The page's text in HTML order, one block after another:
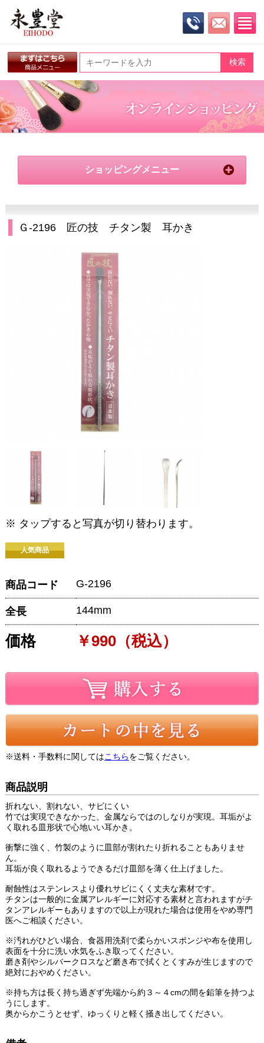
ショッピングメニュー
Ｇ-2196 匠の技 チタン製 耳かき
※ タップすると写真が切り替わります。
人気商品
商品コード G-2196
全長 144mm
価格 ￥990（税込）
※送料・手数料に関してはこちらをご覧ください。
商品説明
折れない、割れない、サビにくい
竹では実現できなかった、金属ならではのしなりが実現。耳垢がよ
く取れる皿形状で心地いい耳かき。
衝撃に強く、竹製のように皿部が割れたり折れることもありませ
ん。
耳垢が良く取れるようできるだけ皿部を薄く仕上げました。
耐蝕性はステンレスより優れサビにくく丈夫な素材です。
チタンは一般的に金属アレルギーに対応する素材と言われますがチ
タンアレルギーもありますので以上が現れた場合は使用をやめ専門
医へご相談ください。
※汚れがひどい場合、食器用洗剤で柔らかいスポンジや布を使用し
表面を十分に洗い水気をふき取ってください。
磨き剤やシルバークロスなど磨き布で拭くとくすみが生じますので
絶対におやめください。
※持ち方は長く持ち過ぎず先端から約３～４cmの間を鉛筆を持つよ
うにします。
奥からかこうとせず、ゆっくりと軽く掻き出してください。